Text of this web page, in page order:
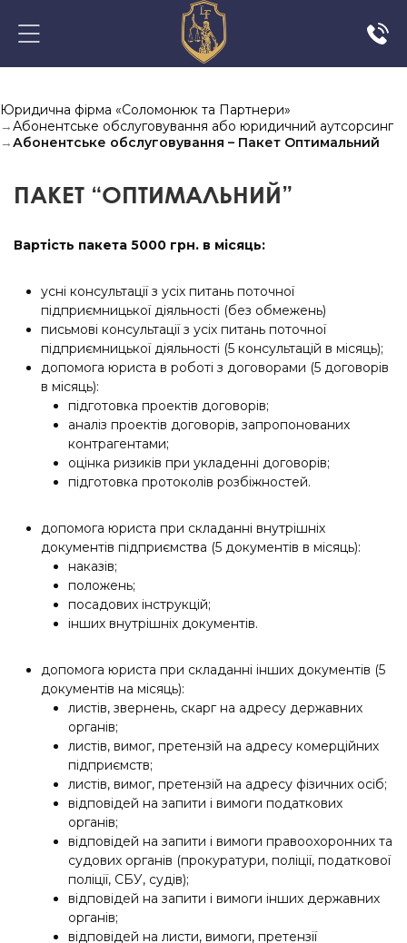
Юридична фірма «Соломонюк та Партнери»
→Абонентське обслуговування або юридичний аутсорсинг
→Абонентське обслуговування – Пакет Оптимальний
ПАКЕТ “ОПТИМАЛЬНИЙ”
Вартість пакета 5000 грн. в місяць:
усні консультації з усіх питань поточної
підприємницької діяльності (без обмежень)
письмові консультації з усіх питань поточної
підприємницької діяльності (5 консультацій в місяць);
допомога юриста в роботі з договорами (5 договорів
в місяць):
підготовка проектів договорів;
аналіз проектів договорів, запропонованих
контрагентами;
оцінка ризиків при укладенні договорів;
підготовка протоколів розбіжностей.
допомога юриста при складанні внутрішніх
документів підприємства (5 документів в місяць):
наказів;
положень;
посадових інструкцій;
інших внутрішніх документів.
допомога юриста при складанні інших документів (5
документів на місяць):
листів, звернень, скарг на адресу державних
органів;
листів, вимог, претензій на адресу комерційних
підприємств;
листів, вимог, претензій на адресу фізичних осіб;
відповідей на запити і вимоги податкових
органів;
відповідей на запити і вимоги правоохоронних та
судових органів (прокуратури, поліції, податкової
поліції, СБУ, судів);
відповідей на запити і вимоги інших державних
органів;
відповідей на листи, вимоги, претензії